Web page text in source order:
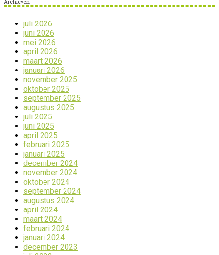
Archieven
juli 2026
juni 2026
mei 2026
april 2026
maart 2026
januari 2026
november 2025
oktober 2025
september 2025
augustus 2025
juli 2025
juni 2025
april 2025
februari 2025
januari 2025
december 2024
november 2024
oktober 2024
september 2024
augustus 2024
april 2024
maart 2024
februari 2024
januari 2024
december 2023